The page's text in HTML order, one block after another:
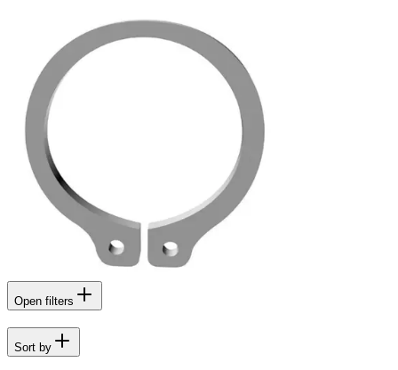
Open filters
Sort by